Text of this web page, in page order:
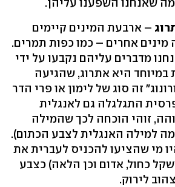
– ארבעת המינים קיימים
אחרים – כמו כפות תמרים.
מדברים עליהם נקבעו על ידי
במיוחד היא אתרוג, שהגיעה
זה סוג של לימון או פרי הדר
התגלגלה גם לאנגלית
זוהי הוכחה לכך שהמילה
למילה האנגלית לצבע הכתום).
מי שהציעו להכניס לעברית את
כחול, אדום וכן הלאה) כצבע
לירוק.